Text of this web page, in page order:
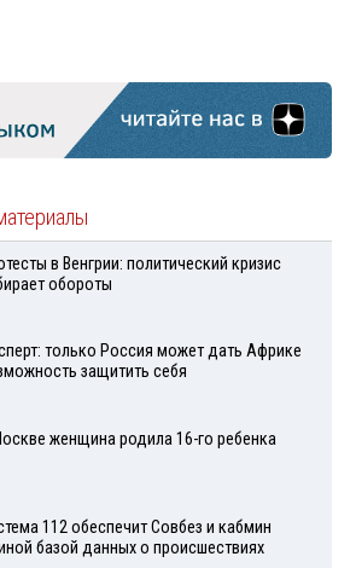
в Венгрии: политический кризис
обороты
только Россия может дать Африке
защитить себя
женщина родила 16-го ребенка
112 обеспечит Совбез и кабмин
базой данных о происшествиях